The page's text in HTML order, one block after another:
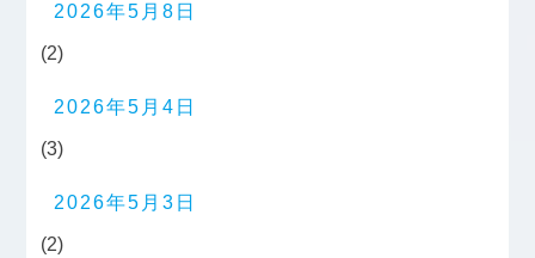
2026年5月8日
(2)
2026年5月4日
(3)
2026年5月3日
(2)